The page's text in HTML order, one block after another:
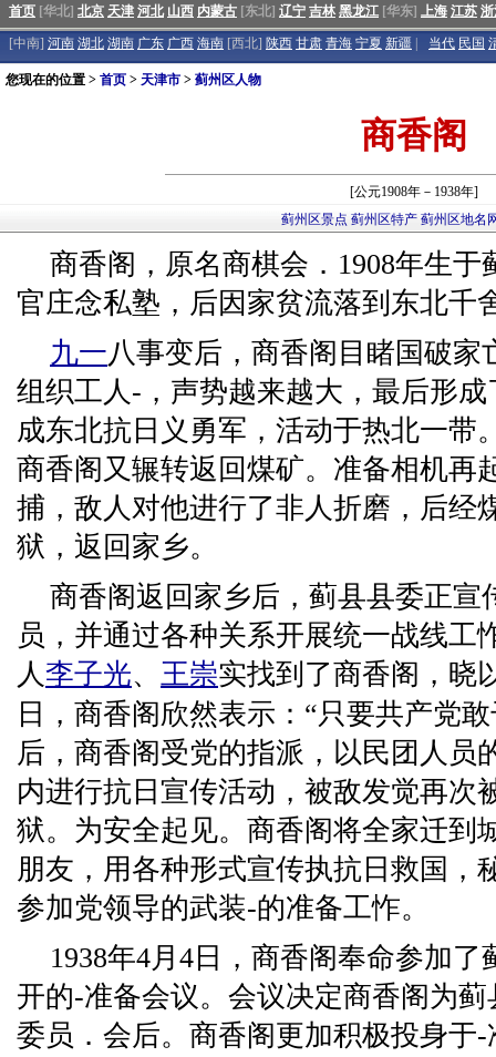
首页 [华北] 北京 天津 河北 山西 内蒙古 [东北] 辽宁 吉林 黑龙江 [华东] 上海 江苏
[中南] 河南 湖北 湖南 广东 广西 海南 [西北] 陕西 甘肃 青海 宁夏 新疆 当代 民国
您现在的位置 > 首页 > 天津市 > 蓟州区人物
商香阁
[公元1908年－1938年]
蓟州区景点 蓟州区特产 蓟州区地名
商香阁，原名商棋会．1908年生
官庄念私塾，后因家贫流落到东北千
九一八事变后，商香阁目睹国破
组织工人-，声势越来越大，最后形
成东北抗日义勇军，活动于热北一带
商香阁又辗转返回煤矿。准备相机再
捕，敌人对他进行了非人折磨，后经
狱，返回家乡。
商香阁返回家乡后，蓟县县委正宣
员，并通过各种关系开展统一战线工
人李子光、 王崇实找到了商香阁，晓
日，商香阁欣然表示：“只要共产党
后，商香阁受党的指派，以民团人员
内进行抗日宣传活动，被敌发觉再次
狱。为安全起见。商香阁将全家迁到
朋友，用各种形式宣传执抗日救国，
参加党领导的武装-的准备工怍。
1938年4月4日，商香阁奉命参加
开的-准备会议。会议决定商香阁为
委员．会后。商香阁更加积极投身于